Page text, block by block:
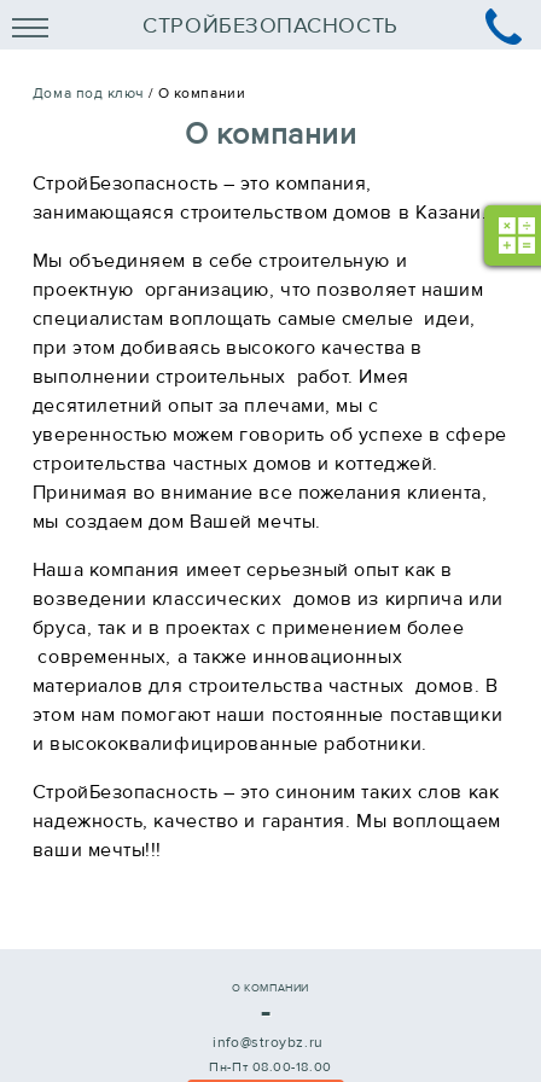
СТРОЙБЕЗОПАСНОСТЬ
Дома под ключ / О компании
О компании
СтройБезопасность – это компания,
занимающаяся строительством домов в Казани.
Мы объединяем в себе строительную и
проектную организацию, что позволяет нашим
специалистам воплощать самые смелые идеи,
при этом добиваясь высокого качества в
выполнении строительных работ. Имея
десятилетний опыт за плечами, мы с
уверенностью можем говорить об успехе в сфере
строительства частных домов и коттеджей.
Принимая во внимание все пожелания клиента,
мы создаем дом Вашей мечты.
Наша компания имеет серьезный опыт как в
возведении классических домов из кирпича или
бруса, так и в проектах с применением более
современных, а также инновационных
материалов для строительства частных домов. В
этом нам помогают наши постоянные поставщики
и высококвалифицированные работники.
СтройБезопасность – это синоним таких слов как
надежность, качество и гарантия. Мы воплощаем
ваши мечты!!!
О КОМПАНИИ
-
info@stroybz.ru
Пн-Пт 08.00-18.00